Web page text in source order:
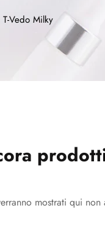
T-Vedo Milky
mostrati qui non